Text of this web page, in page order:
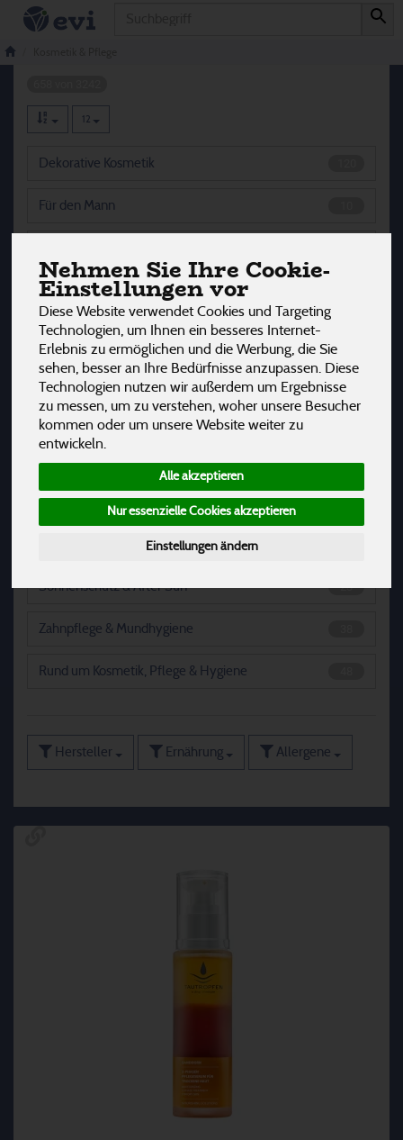
Nehmen Sie Ihre Cookie-
Einstellungen vor
Diese Website verwendet Cookies und Targeting
Technologien, um Ihnen ein besseres Internet-
Erlebnis zu ermöglichen und die Werbung, die Sie
sehen, besser an Ihre Bedürfnisse anzupassen. Diese
Technologien nutzen wir außerdem um Ergebnisse
zu messen, um zu verstehen, woher unsere Besucher
kommen oder um unsere Website weiter zu
entwickeln.
Alle akzeptieren
Nur essenzielle Cookies akzeptieren
Einstellungen ändern
Kosmetik & Pflege
12
Dekorative Kosmetik
Für den Mann
Haarpflege
Gesichtspflege
4
Insektenschutz
Intimhygiene
183
Körperpflege
4
Pflege- & Saunaöle
23
Sonnenschutz & After Sun
Zahnpflege & Mundhygiene
Rund um Kosmetik, Pflege & Hygiene
Hersteller Ernährung Allergene